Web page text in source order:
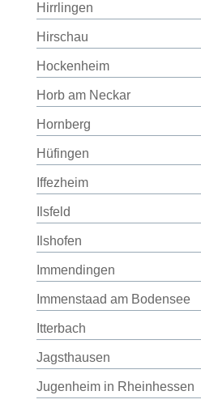
Hirrlingen
Hirschau
Hockenheim
Horb am Neckar
Hornberg
Hüfingen
Iffezheim
Ilsfeld
Ilshofen
Immendingen
Immenstaad am Bodensee
Itterbach
Jagsthausen
Jugenheim in Rheinhessen